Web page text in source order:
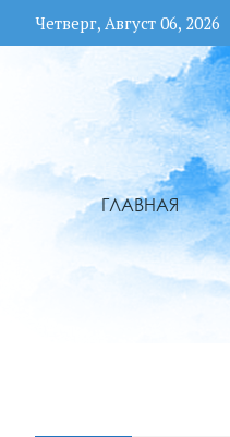
Четверг, Август 06, 2026
ГЛАВНАЯ